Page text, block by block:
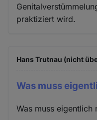
praktiziert wird.
Hans Trutnau (nicht
Was muss
Was muss eigentlich